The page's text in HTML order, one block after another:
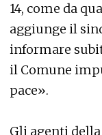
14, come da
aggiunge il
informare
il Comune
pace».
Gli agenti